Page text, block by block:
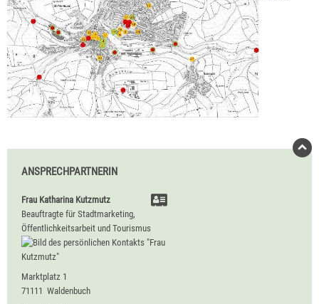
ANSPRECHPARTNERIN
Frau Katharina Kutzmutz
Beauftragte für Stadtmarketing,
Öffentlichkeitsarbeit und Tourismus
Marktplatz 1
71111 Waldenbuch